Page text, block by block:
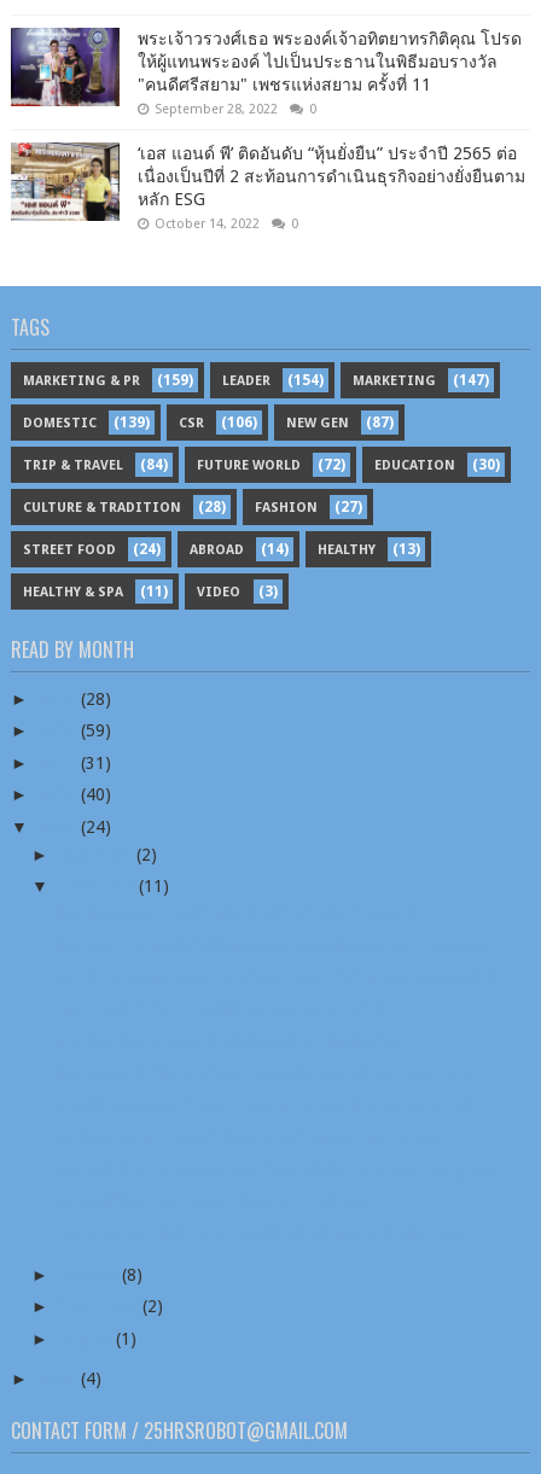
พระเจ้าวรวงศ์เธอ พระองค์เจ้าอทิตยาทรกิติคุณ โปรด
ให้ผู้แทนพระองค์ ไปเป็นประธานในพิธีมอบรางวัล
"คนดีศรีสยาม" เพชรแห่งสยาม ครั้งที่ 11
September 28, 2022 0
‘เอส แอนด์ พี’ ติดอันดับ “หุ้นยั่งยืน” ประจำปี 2565 ต่อ
เนื่องเป็นปีที่ 2 สะท้อนการดำเนินธุรกิจอย่างยั่งยืนตาม
หลัก ESG
October 14, 2022 0
TAGS
MARKETING & PR (159) LEADER (154) MARKETING (147)
DOMESTIC (139) CSR (106) NEW GEN (87)
TRIP & TRAVEL (84) FUTURE WORLD (72) EDUCATION (30)
CULTURE & TRADITION (28) FASHION (27)
STREET FOOD (24) ABROAD (14) HEALTHY (13)
HEALTHY & SPA (11) VIDEO (3)
READ BY MONTH
►
(28)
►
(59)
►
(31)
►
(40)
▼
(24)
►
(2)
▼
(11)
►
(8)
►
(2)
►
(1)
► (4)
CONTACT FORM / 25HRSROBOT@GMAIL.COM